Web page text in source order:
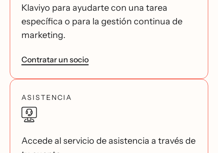
Klaviyo para ayudarte con una tarea
específica o para la gestión continua de
marketing.
Contratar un socio
ASISTENCIA
Accede al servicio de asistencia a través de